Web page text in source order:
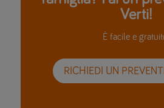
Verti!
È facile e
RICHIEDI UN